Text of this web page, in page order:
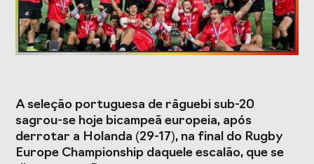
Formação
O Valor do
Desporto
Português, o seu
financiamento
Estudo
caracterizador do
setor do Desporto
em Portugal e
A seleção portuguesa de râguebi sub-20
sagrou-se hoje bicampeã europeia, após
derrotar a Holanda (29-17), na final do Rugby
Europe Championship daquele escalão, que se